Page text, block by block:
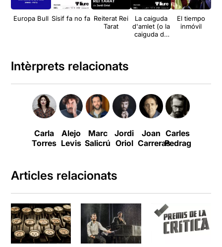
Europa Bull Sísif fa no fa Reiterat Rei
Tarat
La caiguda
d'amlet (o la
caiguda de
El tiempo
inmóvil
Intèrprets relacionats
Carla
Torres
Alejo
Levis
Marc
Salicrú
Jordi
Oriol
Joan
Carreras
Carles
Pedragosa
Articles relacionats